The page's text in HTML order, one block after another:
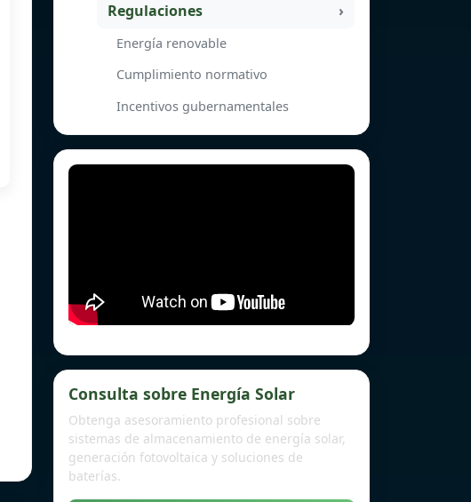
Regulaciones
Energía renovable
Cumplimiento normativo
Incentivos gubernamentales
Consulta sobre Energía Solar
Obtenga asesoramiento profesional sobre
sistemas de almacenamiento de energía solar,
generación fotovoltaica y soluciones de
baterías.